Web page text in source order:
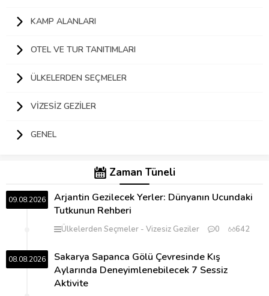
KAMP ALANLARI
OTEL VE TUR TANITIMLARI
ÜLKELERDEN SEÇMELER
VIZESIZ GEZILER
GENEL
Zaman Tüneli
09.08.2026
Arjantin Gezilecek Yerler: Dünyanın Ucundaki
Tutkunun Rehberi
Ülkelerden Seçmeler Vizesiz Geziler 0 642
08.08.2026
Sakarya Sapanca Gölü Çevresinde Kış
Aylarında Deneyimlenebilecek 7 Sessiz
Aktivite